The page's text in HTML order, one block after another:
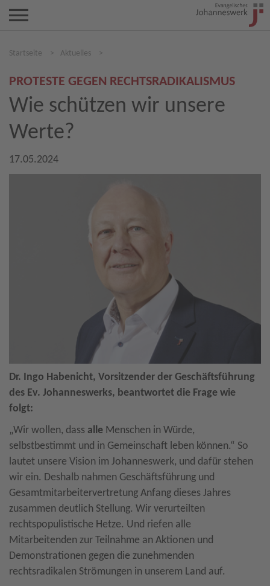
Startseite > Aktuelles >
PROTESTE GEGEN RECHTSRADIKALISMUS
Wie schützen wir unsere
Werte?
17.05.2024
Dr. Ingo Habenicht, Vorsitzender der Geschäftsführung
des Ev. Johanneswerks, beantwortet die Frage wie
folgt:
„Wir wollen, dass alle Menschen in Würde,
selbstbestimmt und in Gemeinschaft leben können.“ So
lautet unsere Vision im Johanneswerk, und dafür stehen
wir ein. Deshalb nahmen Geschäftsführung und
Gesamtmitarbeitervertretung Anfang dieses Jahres
zusammen deutlich Stellung. Wir verurteilten
rechtspopulistische Hetze. Und riefen alle
Mitarbeitenden zur Teilnahme an Aktionen und
Demonstrationen gegen die zunehmenden
rechtsradikalen Strömungen in unserem Land auf.